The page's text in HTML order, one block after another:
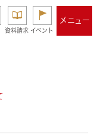
資料請求 イベント
メニュー